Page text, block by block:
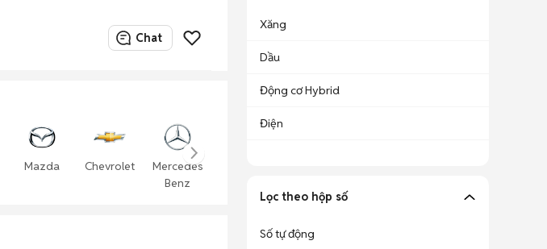
Chat
Mazda Chevrolet
Mercedes
Benz
Xăng
Dầu
Động cơ Hybrid
Điện
Lọc theo hộp số
Số tự động